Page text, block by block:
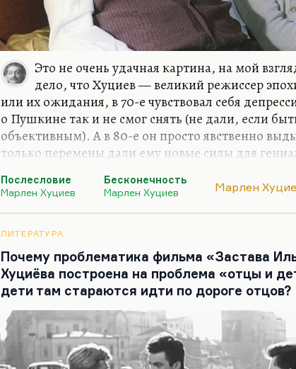
Это не очень удачная картина, на мой
дело, что Хуциев — великий режиссер
или их ожидания, в 70-е чувствовал себя
о Пушкине так и не смог снять (не дали, если
объективным). А в 80-е он просто явственно
только перемены дали ему новые силы для
кажется, несбалансированный. Бог с ним, пусть
все равно гений. Некоторые куски
целого можно за это и забыть.
«Послесловие» — это фильм довольно
тривиальный, как мне кажется. Хотя в нем и
выискивать какие-то высокие…
Послесловие
Марлен Хуциев
Бесконечность
Марлен Хуциев
Марлен
ЛИТЕРАТУРА
Почему проблематика фильма «Застава
Хуциёва построена на проблема «отцы и
дети там стараются идти по дороге отцов?